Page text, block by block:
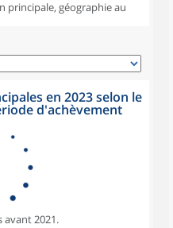
principale, géographie au
en 2023 selon le
d'achèvement
avant 2021.